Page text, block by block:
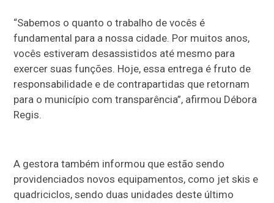
“Sabemos o quanto o trabalho de vocês é
fundamental para a nossa cidade. Por muitos anos,
vocês estiveram desassistidos até mesmo para
exercer suas funções. Hoje, essa entrega é fruto de
responsabilidade e de contrapartidas que retornam
para o município com transparência”, afirmou Débora
Regis.
A gestora também informou que estão sendo
providenciados novos equipamentos, como jet skis e
quadriciclos, sendo duas unidades deste último